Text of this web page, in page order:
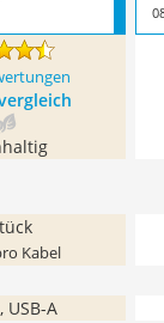
Kabel
USB-A